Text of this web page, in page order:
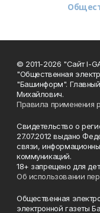
© 2011-2026 "Сайт I-
"Общественная
"Башинформ".
Михайлович.
Правила применения
Свидетельство о
27.07.2012 выдано
связи,
коммуникаций.
18+ запрещено для
Об использовании
Общественная
электронной газеты